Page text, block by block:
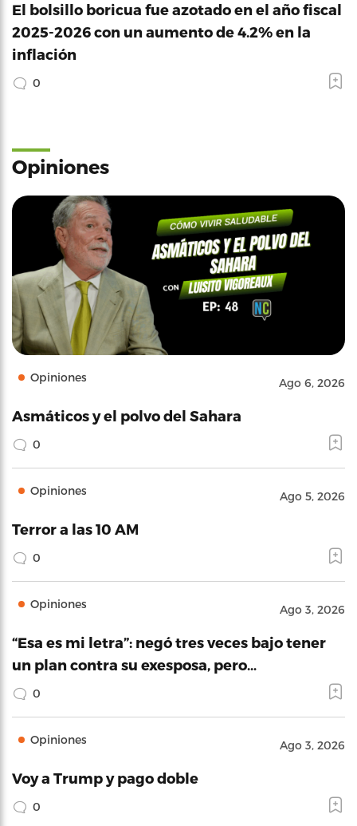
El bolsillo boricua fue azotado en el año fiscal
2025-2026 con un aumento de 4.2% en la
inflación
0
Opiniones
Opiniones Ago 6, 2026
Asmáticos y el polvo del Sahara
0
Opiniones Ago 5, 2026
Terror a las 10 AM
0
Opiniones Ago 3, 2026
“Esa es mi letra”: negó tres veces bajo tener
un plan contra su exesposa, pero…
0
Opiniones Ago 3, 2026
Voy a Trump y pago doble
0